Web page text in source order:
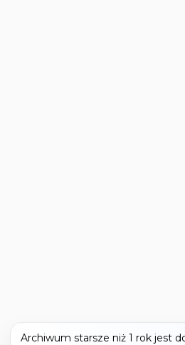
Archiwum starsze niż 1 rok jest